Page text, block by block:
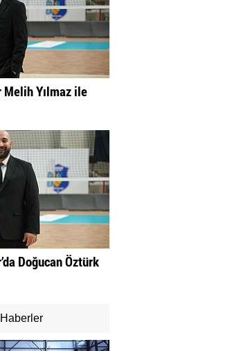
Yılmaz ile
Doğucan Öztürk
Haberler